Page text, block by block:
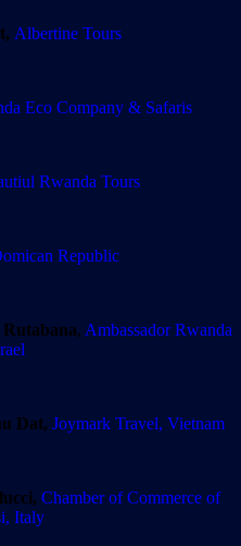
Albertine Tours
Eco Company & Safaris
Rwanda Tours
Republic
Rutabana, Ambassador Rwanda
Dat, Joymark Travel, Vietnam
Chamber of Commerce of
Italy